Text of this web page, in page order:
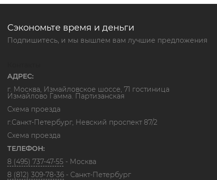
Сэкономьте время и деньги
Подпишитесь, и мы вышлем вам лучшие предложения
АДРЕС:
г. Москва, Измайловское шоссе, 71 гостиница
Измайлово Гамма. Партизанская
Схема проезда
г.Санкт-Петербург, Невский проспект 87/2
Схема проезда
ТЕЛЕФОН:
8 (495) 737-47-55 - Москва
8 (812) 309-78-36 - Санкт-Петербург